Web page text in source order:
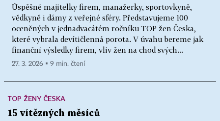
Úspěšné majitelky firem, manažerky, sportovkyně,
vědkyně i dámy z veřejné sféry. Představujeme 100
oceněných v jednadvacátém ročníku TOP žen Česka,
které vybrala devítičlenná porota. V úvahu bereme jak
finanční výsledky firem, vliv žen na chod svých...
27. 3. 2026 ▪ 9 min. čtení
TOP ŽENY ČESKA
15 vítězných měsíců